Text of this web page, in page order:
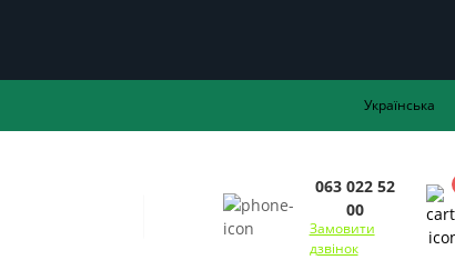
Українська
063 022 52
00
Замовити
дзвінок